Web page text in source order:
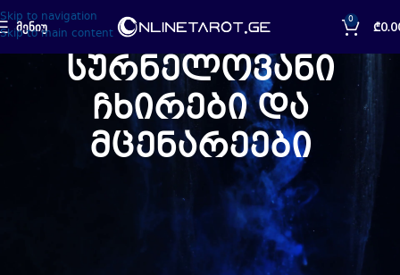
Skip to navigation
Skip to main content
ᲛᲔᲜᲘᲣ 0 ₾
სურნელოვანი
ჩხირები და
მცენარეები